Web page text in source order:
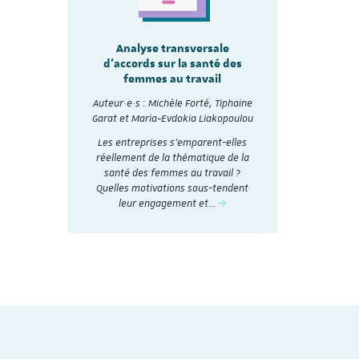
Analyse transversale
d'accords sur la santé des
femmes au travail
Auteur·e·s : Michèle Forté, Tiphaine
Garat et Maria-Evdokia Liakopoulou
Les entreprises s’emparent-elles
réellement de la thématique de la
santé des femmes au travail ?
Quelles motivations sous-tendent
leur engagement et…